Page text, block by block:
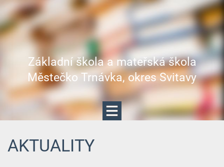
Základní škola a mateřská škola
Městečko Trnávka, okres Svitavy
AKTUALITY